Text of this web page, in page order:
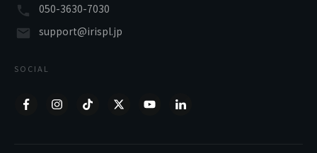
050-3630-7030
support@irispl.jp
SOCIAL